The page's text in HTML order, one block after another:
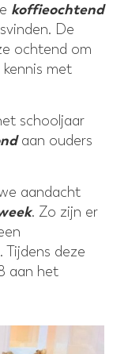
koffieochtend
De
ochtend om
met
schooljaar
aan ouders
aandacht
. Zo zijn er
Tijdens deze
aan het